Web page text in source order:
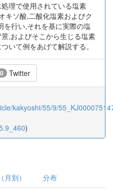
理で使用されている塩素
キソ酸,二酸化塩素およびク
を行い,それを基に実際の塩
,およびそこから生じる塩素
いて例をあげて解説する。
Twitter
kakyoshi/55/9/
)
月別） 分布